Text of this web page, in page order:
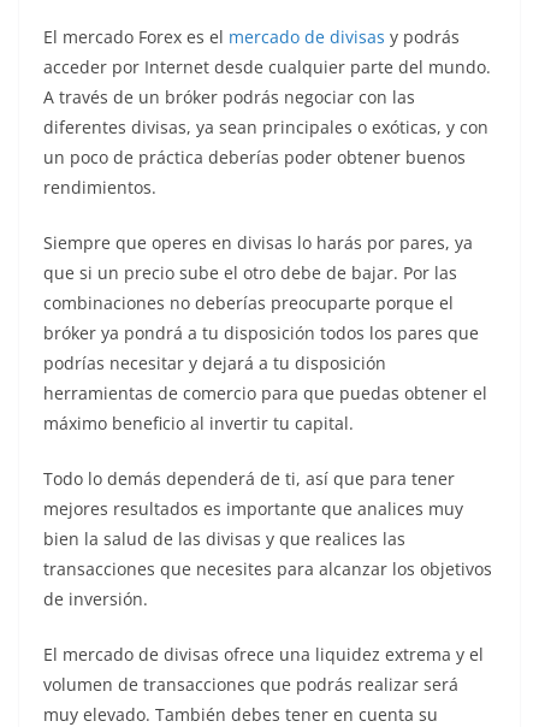
El mercado Forex es el mercado de divisas y podrás
acceder por Internet desde cualquier parte del mundo.
A través de un bróker podrás negociar con las
diferentes divisas, ya sean principales o exóticas, y con
un poco de práctica deberías poder obtener buenos
rendimientos.
Siempre que operes en divisas lo harás por pares, ya
que si un precio sube el otro debe de bajar. Por las
combinaciones no deberías preocuparte porque el
bróker ya pondrá a tu disposición todos los pares que
podrías necesitar y dejará a tu disposición
herramientas de comercio para que puedas obtener el
máximo beneficio al invertir tu capital.
Todo lo demás dependerá de ti, así que para tener
mejores resultados es importante que analices muy
bien la salud de las divisas y que realices las
transacciones que necesites para alcanzar los objetivos
de inversión.
El mercado de divisas ofrece una liquidez extrema y el
volumen de transacciones que podrás realizar será
muy elevado. También debes tener en cuenta su